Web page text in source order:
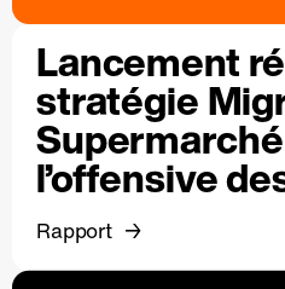
Lancement
stratégie
l’offensive
Rapport